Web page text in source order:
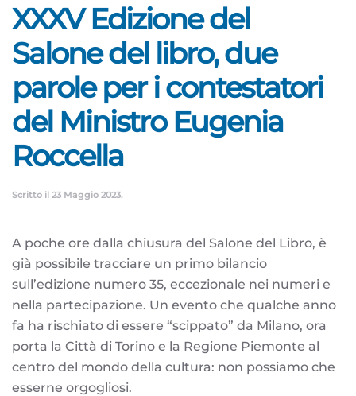
XXXV Edizione del
Salone del libro, due
parole per i contestatori
del Ministro Eugenia
Roccella
Scritto il 23 Maggio 2023.
A poche ore dalla chiusura del Salone del Libro, è
già possibile tracciare un primo bilancio
sull’edizione numero 35, eccezionale nei numeri e
nella partecipazione. Un evento che qualche anno
fa ha rischiato di essere “scippato” da Milano, ora
porta la Città di Torino e la Regione Piemonte al
centro del mondo della cultura: non possiamo che
esserne orgogliosi.